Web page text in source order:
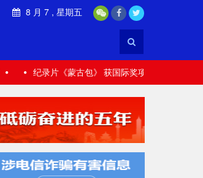
8 月 7 , 星期五
纪录片《蒙古包》 获国际奖项